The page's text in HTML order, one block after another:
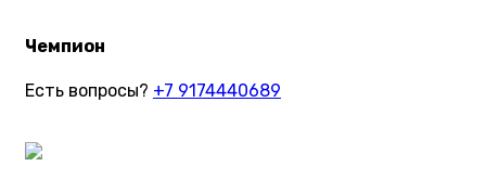
Чемпион
Есть вопросы? +7 9174440689